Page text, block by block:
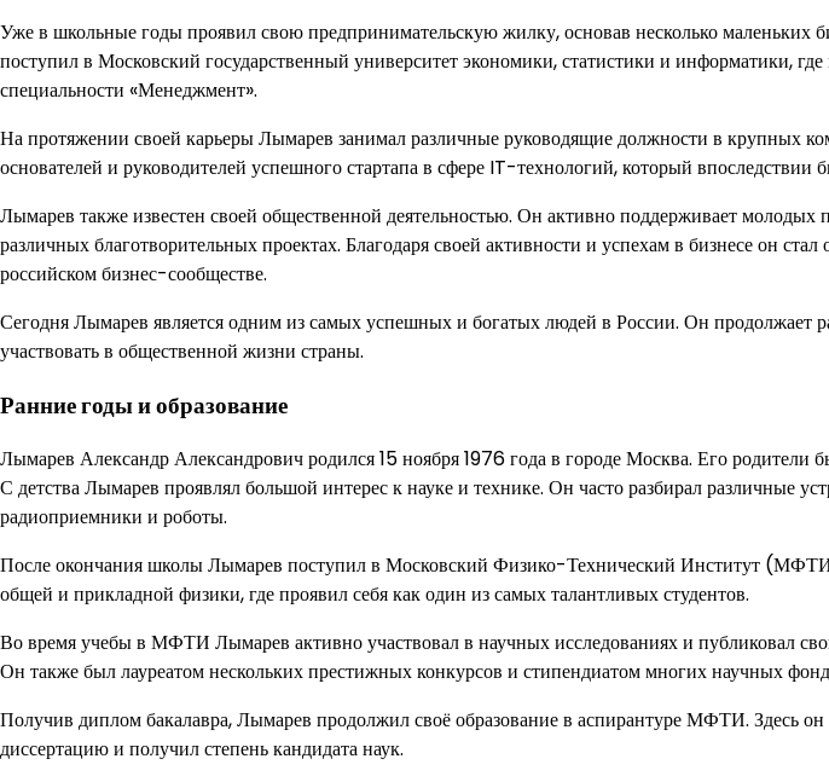
Уже в школьные годы проявил свою предпринимательскую жилку, основав несколько маленьких
поступил в Московский государственный университет экономики, статистики и информатики,
специальности «Менеджмент».
На протяжении своей карьеры Лымарев занимал различные руководящие должности в крупных
основателей и руководителей успешного стартапа в сфере IT-технологий, который
Лымарев также известен своей общественной деятельностью. Он активно поддерживает молодых
различных благотворительных проектах. Благодаря своей активности и успехам в бизнесе он
российском бизнес-сообществе.
Сегодня Лымарев является одним из самых успешных и богатых людей в России. Он продолжает
участвовать в общественной жизни страны.
Ранние годы и образование
Лымарев Александр Александрович родился 15 ноября 1976 года в городе Москва. Его родители
С детства Лымарев проявлял большой интерес к науке и технике. Он часто разбирал различные
радиоприемники и роботы.
После окончания школы Лымарев поступил в Московский Физико-Технический Институт
общей и прикладной физики, где проявил себя как один из самых талантливых студентов.
Во время учебы в МФТИ Лымарев активно участвовал в научных исследованиях и публиковал
Он также был лауреатом нескольких престижных конкурсов и стипендиатом многих научных
Получив диплом бакалавра, Лымарев продолжил своё образование в аспирантуре МФТИ. Здесь
диссертацию и получил степень кандидата наук.